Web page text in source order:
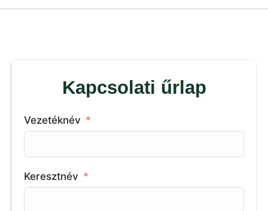
Kapcsolati űrlap
Vezetéknév
Keresztnév